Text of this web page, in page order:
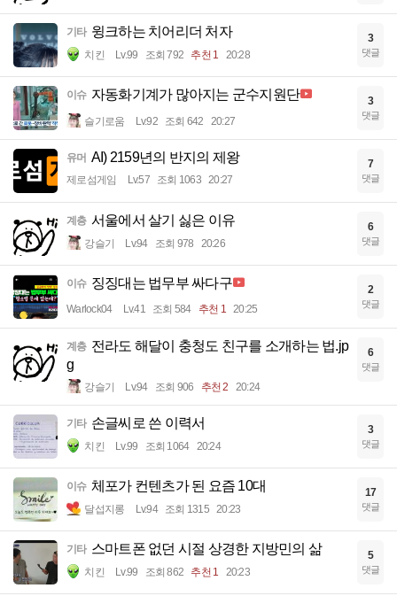
기타 윙크하는 치어리더 처자
치킨 Lv.99 조회 792 추천 1 20:28
3
댓글
이슈 자동화기계가 많아지는 군수지원단
슬기로움 Lv.92 조회 642 20:27
3
댓글
유머 AI) 2159년의 반지의 제왕
제로섬게임 Lv.57 조회 1063 20:27
7
댓글
계층 서울에서 살기 싫은 이유
강슬기 Lv.94 조회 978 20:26
6
댓글
이슈 징징대는 법무부 싸다구
Warlock04 Lv.41 조회 584 추천 1 20:25
2
댓글
계층 전라도 해달이 충청도 친구를 소개하는 법.jp
g
강슬기 Lv.94 조회 906 추천 2 20:24
6
댓글
기타 손글씨로 쓴 이력서
치킨 Lv.99 조회 1064 20:24
3
댓글
이슈 체포가 컨텐츠가 된 요즘 10대
달섭지롱 Lv.94 조회 1315 20:23
17
댓글
기타 스마트폰 없던 시절 상경한 지방민의 삶
치킨 Lv.99 조회 862 추천 1 20:23
5
댓글